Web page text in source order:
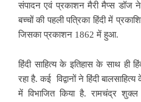
संपादन एवं प्रकाशन मैरी मैप्स डॉज ने
बच्चों की पहली पत्रिका हिंदी में
जिसका प्रकाशन 1862 में हुआ.
हिंदी साहित्य के इतिहास के साथ ही
रहा है. कई विद्वानों ने हिंदी
में विभाजित किया है. रामचंद्र